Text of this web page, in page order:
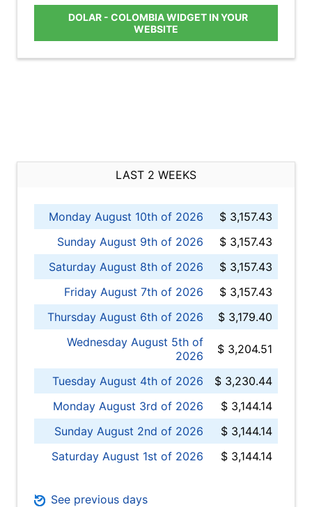
DOLAR - COLOMBIA WIDGET IN YOUR
WEBSITE
LAST 2 WEEKS
Monday August 10th of 2026
$ 3,157.43
Sunday August 9th of 2026
$ 3,157.43
Saturday August 8th of 2026
$ 3,157.43
Friday August 7th of 2026
$ 3,157.43
Thursday August 6th of 2026
$ 3,179.40
Wednesday August 5th of
2026
$ 3,204.51
Tuesday August 4th of 2026
$ 3,230.44
Monday August 3rd of 2026
$ 3,144.14
Sunday August 2nd of 2026
$ 3,144.14
Saturday August 1st of 2026
$ 3,144.14
See previous days